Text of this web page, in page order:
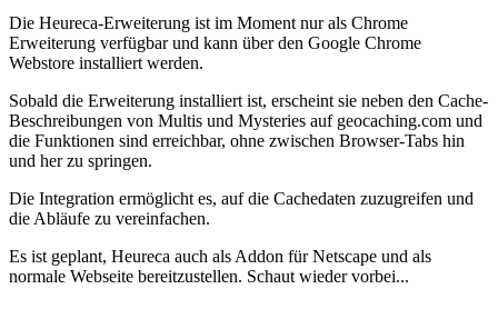
Die Heureca-Erweiterung ist im Moment nur als Chrome
Erweiterung verfügbar und kann über den Google Chrome
Webstore installiert werden.
Sobald die Erweiterung installiert ist, erscheint sie neben den Cache-
Beschreibungen von Multis und Mysteries auf geocaching.com und
die Funktionen sind erreichbar, ohne zwischen Browser-Tabs hin
und her zu springen.
Die Integration ermöglicht es, auf die Cachedaten zuzugreifen und
die Abläufe zu vereinfachen.
Es ist geplant, Heureca auch als Addon für Netscape und als
normale Webseite bereitzustellen. Schaut wieder vorbei...